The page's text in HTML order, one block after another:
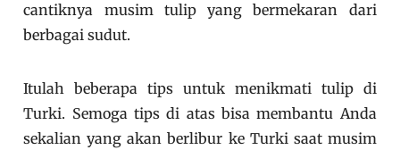
cantiknya musim tulip yang bermekaran dari
berbagai sudut.
Itulah beberapa tips untuk menikmati tulip di
Turki. Semoga tips di atas bisa membantu Anda
sekalian yang akan berlibur ke Turki saat musim